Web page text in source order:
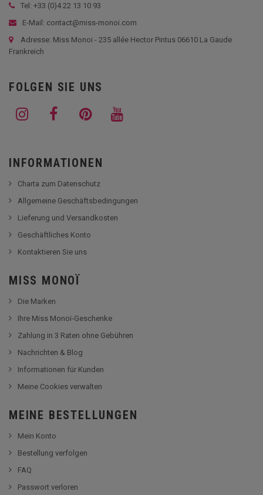
Tel: +33 (0)4 22 13 10 93
E-Mail: contact@miss-monoi.com
Adresse: Miss Monoi - 235 allée Hector Pintus 06610 La Gaude
Frankreich
FOLGEN SIE UNS
INFORMATIONEN
Charta zum Datenschutz
Allgemeine Geschäftsbedingungen
Lieferung und Versandkosten
Geschäftliches Konto
Kontaktieren Sie uns
MISS MONOÏ
Die Marken
Ihre Miss Monoï-Geschenke
Zahlung in 3 Raten ohne Gebühren
Nachrichten & Blog
Informationen für Kunden
Meine Cookies verwalten
MEINE BESTELLUNGEN
Mein Konto
Bestellung verfolgen
FAQ
Passwort verloren